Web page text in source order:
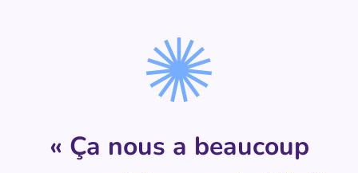
« Ça nous a beaucoup